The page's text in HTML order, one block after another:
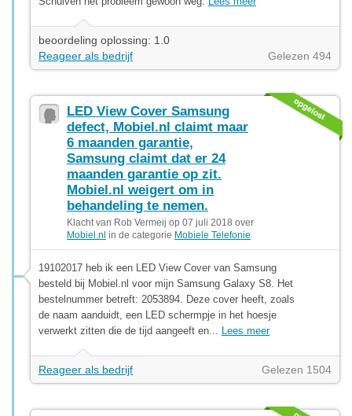
beoordeling oplossing: 1.0
Reageer als bedrijf
Gelezen 494
LED View Cover Samsung
defect, Mobiel.nl claimt maar
6 maanden garantie,
Samsung claimt dat er 24
maanden garantie op zit.
Mobiel.nl weigert om in
behandeling te nemen.
Klacht van Rob Vermeij op 07 juli 2018 over
Mobiel.nl in de categorie Mobiele Telefonie
19102017 heb ik een LED View Cover van Samsung
besteld bij Mobiel.nl voor mijn Samsung Galaxy S8. Het
bestelnummer betreft: 2053894. Deze cover heeft, zoals
de naam aanduidt, een LED schermpje in het hoesje
verwerkt zitten die de tijd aangeeft en... Lees meer
Reageer als bedrijf Gelezen 1504